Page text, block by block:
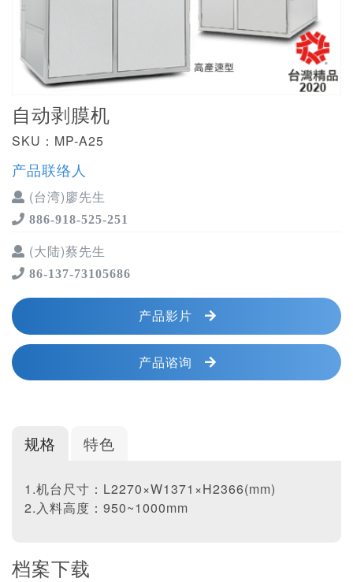
自动剥膜机
SKU：MP-A25
产品联络人
(台湾)廖先生
886-918-525-251
(大陆)蔡先生
86-137-73105686
产品影片
产品谘询
规格 特色
1.机台尺寸：L2270×W1371×H2366(mm)
2.入料高度：950~1000mm
档案下载